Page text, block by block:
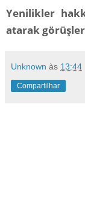
Yenilikler
atarak
Unknown às 13:44
Compartilhar